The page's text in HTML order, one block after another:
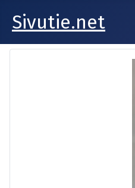
Sivutie.net